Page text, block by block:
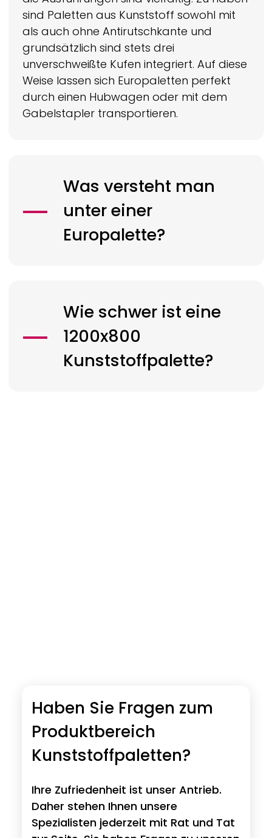
sind Paletten aus Kunststoff sowohl mit
als auch ohne Antirutschkante und
grundsätzlich sind stets drei
unverschweißte Kufen integriert. Auf diese
Weise lassen sich Europaletten perfekt
durch einen Hubwagen oder mit dem
Gabelstapler transportieren.
Was versteht man
unter einer
Europalette?
Wie schwer ist eine
1200x800
Kunststoffpalette?
Haben Sie Fragen zum
Produktbereich
Kunststoffpaletten?
Ihre Zufriedenheit ist unser Antrieb.
Daher stehen Ihnen unsere
Spezialisten jederzeit mit Rat und Tat